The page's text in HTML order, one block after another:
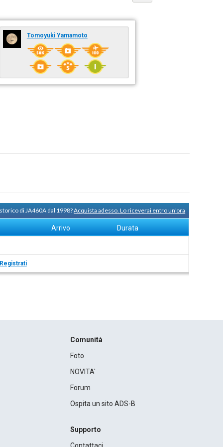
Tomoyuki Yamamoto
di JA460A dal 1998?Acquista adesso. Lo riceverai entro un'ora
Arrivo Durata
Comunità
Foto
NOVITA'
Forum
Ospita un sito ADS-B
Supporto